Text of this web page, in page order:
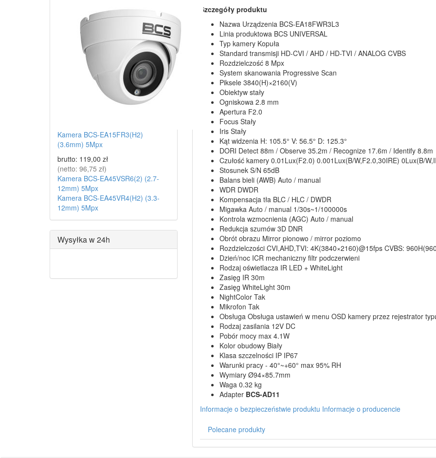
Szczegóły produktu
Nazwa Urządzenia BCS-EA18FWR3L3
Linia produktowa BCS UNIVERSAL
Typ kamery Kopuła
Standard transmisji HD-CVI / AHD / HD-TVI / ANALOG CVBS
Rozdzielczość 8 Mpx
System skanowania Progressive Scan
Piksele 3840(H)×2160(V)
Obiektyw stały
Ogniskowa 2.8 mm
Apertura F2.0
Focus Stały
Iris Stały
Kąt widzenia H: 105.5° V: 56.5° D: 125.3°
DORI Detect 88m / Observe 35.2m / Recognize 17.6m / Identify 8.8m
Czułość kamery 0.01Lux(F2.0) 0.001Lux(B/W,F2.0,30IRE) 0Lux(B/
Stosunek S/N 65dB
Balans bieli (AWB) Auto / manual
WDR DWDR
Kompensacja tła BLC / HLC / DWDR
Migawka Auto / manual 1/30s~1/100000s
Kontrola wzmocnienia (AGC) Auto / manual
Redukcja szumów 3D DNR
Obrót obrazu Mirror pionowo / mirror poziomo
Rozdzielczości CVI,AHD,TVI: 4K(3840×2160)@15fps CVBS:
Dzień/noc ICR mechaniczny filtr podczerwieni
Rodzaj oświetlacza IR LED + WhiteLight
Zasięg IR 30m
Zasięg WhiteLight 30m
NightColor Tak
Mikrofon Tak
Obsługa Obsługa ustawień w menu OSD kamery przez rejestrator
Rodzaj zasilania 12V DC
Pobór mocy max 4.1W
Kolor obudowy Biały
Klasa szczelności IP IP67
Warunki pracy - 40°~+60° max 95% RH
Wymiary Ø94×85.7mm
Waga 0.32 kg
Adapter BCS-AD11
Informacje o bezpieczeństwie produktu Informacje o producencie
Polecane produkty
Kamera BCS-EA15FR3(H2)
(3.6mm) 5Mpx
brutto: 119,00 zł
(netto: 96,75 zł)
Kamera BCS-EA45VSR6(2) (2.7-
12mm) 5Mpx
Kamera BCS-EA45VR4(H2) (3.3-
12mm) 5Mpx
Wysyłka w 24h